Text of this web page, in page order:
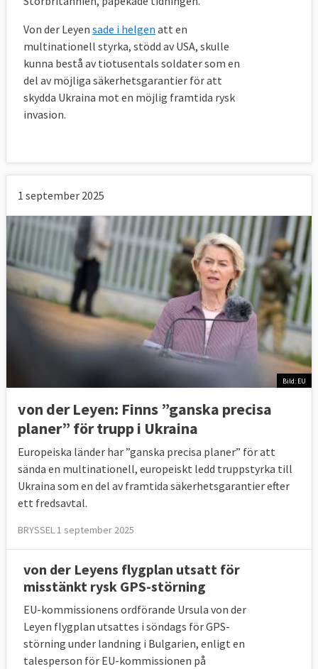
Von der Leyen sade i helgen att en
multinationell styrka, stödd av USA, skulle
kunna bestå av tiotusentals soldater som en
del av möjliga säkerhetsgarantier för att
skydda Ukraina mot en möjlig framtida rysk
invasion.
1 september 2025
Bild: EU
von der Leyen: Finns ”ganska precisa
planer” för trupp i Ukraina
Europeiska länder har ”ganska precisa planer” för att
sända en multinationell, europeiskt ledd truppstyrka till
Ukraina som en del av framtida säkerhetsgarantier efter
ett fredsavtal.
BRYSSEL 1 september 2025
von der Leyens flygplan utsatt för
misstänkt rysk GPS-störning
EU-kommissionens ordförande Ursula von der
Leyen flygplan utsattes i söndags för GPS-
störning under landning i Bulgarien, enligt en
talesperson för EU-kommissionen på